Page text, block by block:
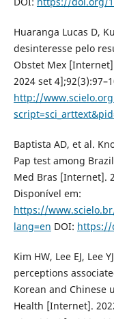
Huaranga Lucas D,
desinteresse pelo
Obstet Mex
2024 set
http://
Baptista AD, et al.
Pap test among
Med Bras [Internet].
Disponível em:
https://
lang=en DOI: https://
Kim HW, Lee EJ, Lee
perceptions
Korean and Chinese
Health [Internet].